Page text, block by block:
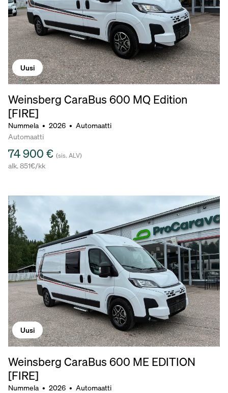
Uusi
Weinsberg CaraBus 600 MQ Edition
[FIRE]
Nummela • 2026 • Automaatti
Automaatti
74 900 € (sis. ALV)
alk. 851€/kk
Uusi
Weinsberg CaraBus 600 ME EDITION
[FIRE]
Nummela • 2026 • Automaatti